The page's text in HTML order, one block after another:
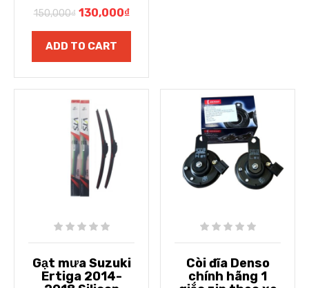
150,000₫ 130,000₫
ADD TO CART
Gạt mưa Suzuki
Ertiga 2014-
Còi đĩa Denso
chính hãng 1